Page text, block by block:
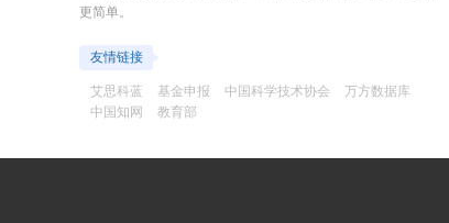
更简单。
友情链接
艾思科蓝
基金申报 中国科学技术协会
万方数据库
中国知网
教育部